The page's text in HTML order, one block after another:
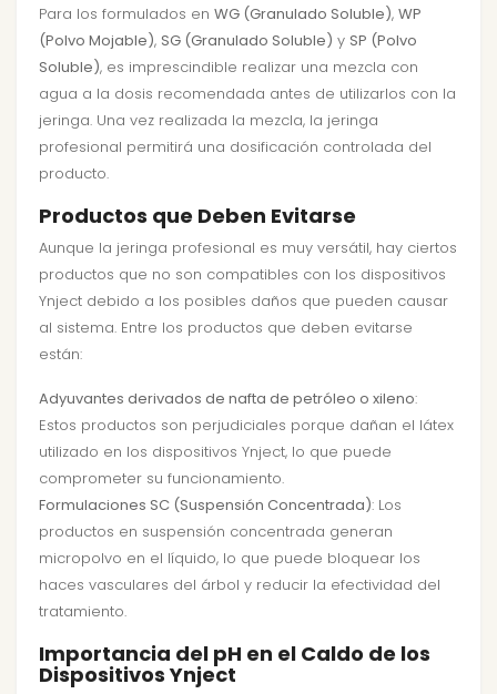
Para los formulados en WG (Granulado Soluble), WP
(Polvo Mojable), SG (Granulado Soluble) y SP (Polvo
Soluble), es imprescindible realizar una mezcla con
agua a la dosis recomendada antes de utilizarlos con la
jeringa. Una vez realizada la mezcla, la jeringa
profesional permitirá una dosificación controlada del
producto.
Productos que Deben Evitarse
Aunque la jeringa profesional es muy versátil, hay ciertos
productos que no son compatibles con los dispositivos
Ynject debido a los posibles daños que pueden causar
al sistema. Entre los productos que deben evitarse
están:
Adyuvantes derivados de nafta de petróleo o xileno:
Estos productos son perjudiciales porque dañan el látex
utilizado en los dispositivos Ynject, lo que puede
comprometer su funcionamiento.
Formulaciones SC (Suspensión Concentrada): Los
productos en suspensión concentrada generan
micropolvo en el líquido, lo que puede bloquear los
haces vasculares del árbol y reducir la efectividad del
tratamiento.
Importancia del pH en el Caldo de los
Dispositivos Ynject